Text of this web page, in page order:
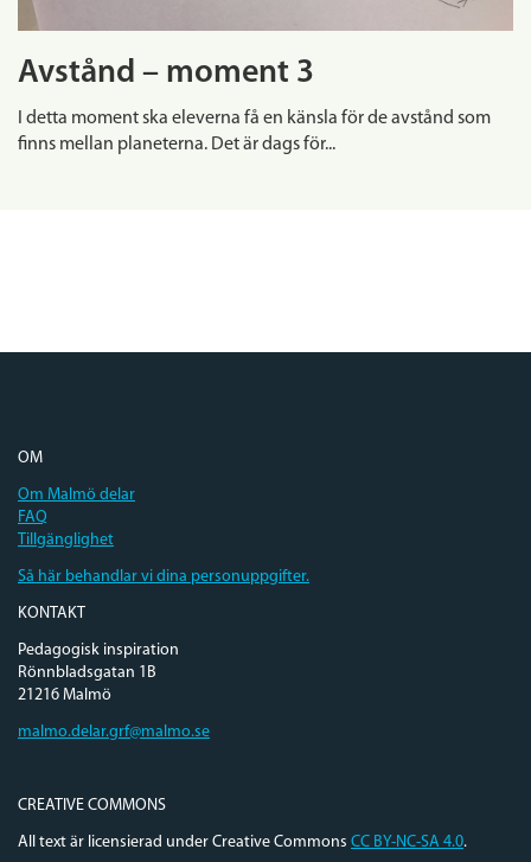
Avstånd – moment 3
I detta moment ska eleverna få en känsla för de avstånd som
finns mellan planeterna. Det är dags för...
OM
Om Malmö delar
FAQ
Tillgänglighet
Så här behandlar vi dina personuppgifter.
KONTAKT
Pedagogisk inspiration
Rönnbladsgatan 1B
21216 Malmö
malmo.delar.grf@malmo.se
CREATIVE COMMONS
All text är licensierad under Creative Commons CC BY-NC-SA 4.0.